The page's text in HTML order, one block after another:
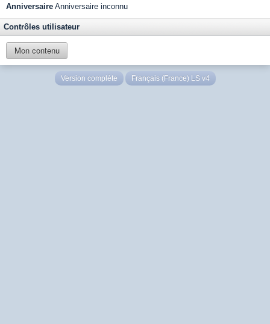
Anniversaire Anniversaire inconnu
Contrôles utilisateur
Mon contenu
Version complète Français (France) LS v4